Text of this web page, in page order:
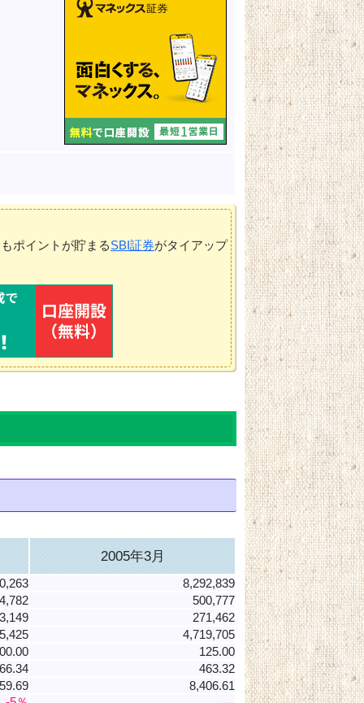
ポイントが貯まるSBI証券がタイアップ
2005年3月
8,292,839
500,777
271,462
4,719,705
125.00
463.32
8,406.61